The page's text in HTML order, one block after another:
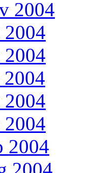
2004
2004
2004